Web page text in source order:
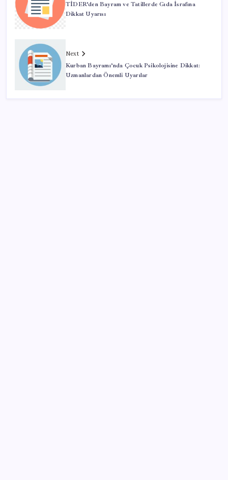
TİDER’den Bayram ve Tatillerde Gıda İsrafına
Dikkat Uyarısı
Next
Kurban Bayramı’nda Çocuk Psikolojisine Dikkat:
Uzmanlardan Önemli Uyarılar